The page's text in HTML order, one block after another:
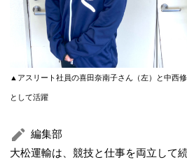
▲アスリート社員の喜田奈南子さん（左）と中西
として活躍
編集部
大松運輸は、競技と仕事を両立して